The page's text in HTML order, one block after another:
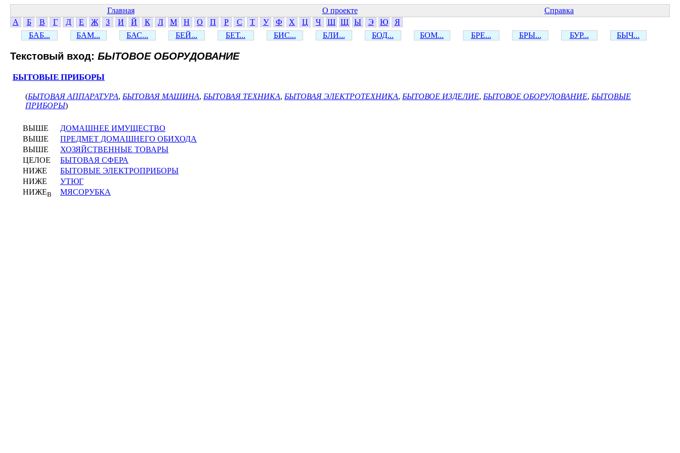
Главная О проекте
Справка
А
Б В Г Д Е Ж З И Й К Л М Н О П Р С Т У Ф Х Ц Ч Ш Щ Ы Э Ю
Я
БАБ...
БАМ... БАС... БЕЙ... БЕТ... БИС... БЛИ... БОД... БОМ... БРЕ... БРЫ... БУР... БЫЧ...
Текстовый вход: БЫТОВОЕ ОБОРУДОВАНИЕ
БЫТОВЫЕ ПРИБОРЫ
(БЫТОВАЯ АППАРАТУРА, БЫТОВАЯ МАШИНА, БЫТОВАЯ ТЕХНИКА, БЫТОВАЯ ЭЛЕКТРОТЕХНИКА, БЫТОВОЕ ИЗДЕЛИЕ, БЫТОВОЕ ОБОРУДОВАНИЕ, БЫТОВЫЕ
ПРИБОРЫ)
ВЫШЕ
ДОМАШНЕЕ ИМУЩЕСТВО
ВЫШЕ
ПРЕДМЕТ ДОМАШНЕГО ОБИХОДА
ВЫШЕ
ХОЗЯЙСТВЕННЫЕ ТОВАРЫ
ЦЕЛОЕ
БЫТОВАЯ СФЕРА
НИЖЕ
БЫТОВЫЕ ЭЛЕКТРОПРИБОРЫ
НИЖЕ
УТЮГ
НИЖЕВ МЯСОРУБКА